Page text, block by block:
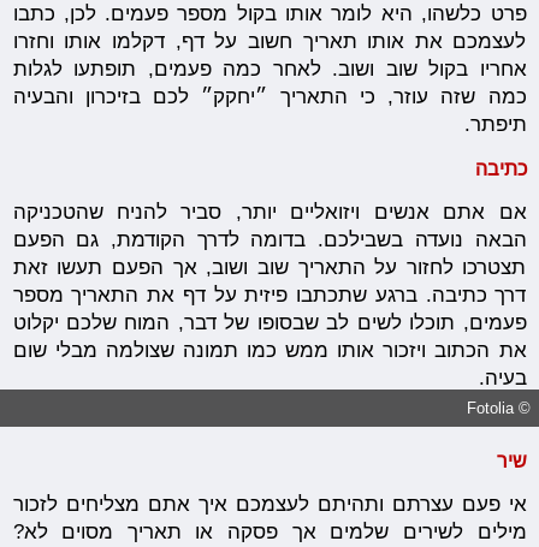
פרט כלשהו, היא לומר אותו בקול מספר פעמים. לכן, כתבו
לעצמכם את אותו תאריך חשוב על דף, דקלמו אותו וחזרו
אחריו בקול שוב ושוב. לאחר כמה פעמים, תופתעו לגלות
כמה שזה עוזר, כי התאריך ״יחקק״ לכם בזיכרון והבעיה
תיפתר.
כתיבה
אם אתם אנשים ויזואליים יותר, סביר להניח שהטכניקה
הבאה נועדה בשבילכם. בדומה לדרך הקודמת, גם הפעם
תצטרכו לחזור על התאריך שוב ושוב, אך הפעם תעשו זאת
דרך כתיבה. ברגע שתכתבו פיזית על דף את התאריך מספר
פעמים, תוכלו לשים לב שבסופו של דבר, המוח שלכם יקלוט
את הכתוב ויזכור אותו ממש כמו תמונה שצולמה מבלי שום
בעיה.
© Fotolia
שיר
אי פעם עצרתם ותהיתם לעצמכם איך אתם מצליחים לזכור
מילים לשירים שלמים אך פסקה או תאריך מסוים לא?